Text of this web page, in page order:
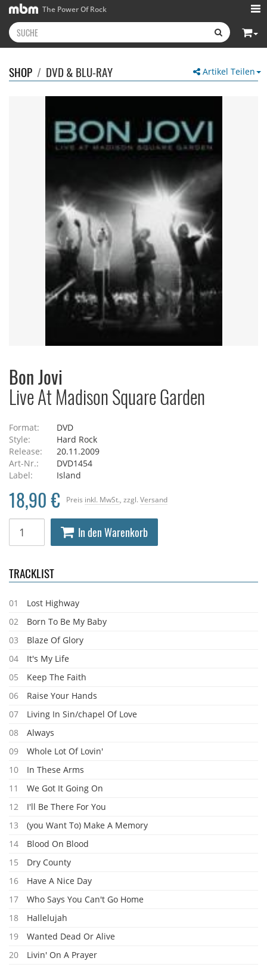
The Power Of Rock
Artikel Teilen
SHOP / DVD & BLU-RAY
Bon Jovi
Live At Madison Square Garden
Format:
DVD
Style:
Hard Rock
Release:
20.11.2009
Art-Nr.:
DVD1454
Label:
Island
Preis inkl. MwSt. , zzgl. Versand
18,90 €
In den Warenkorb
TRACKLIST
01
Lost Highway
02
Born To Be My Baby
03
Blaze Of Glory
04
It's My Life
05
Keep The Faith
06
Raise Your Hands
07
Living In Sin/chapel Of Love
08
Always
09
Whole Lot Of Lovin'
10
In These Arms
11
We Got It Going On
12
I'll Be There For You
13
(you Want To) Make A Memory
14
Blood On Blood
15
Dry County
16
Have A Nice Day
17
Who Says You Can't Go Home
18
Hallelujah
19
Wanted Dead Or Alive
20
Livin' On A Prayer